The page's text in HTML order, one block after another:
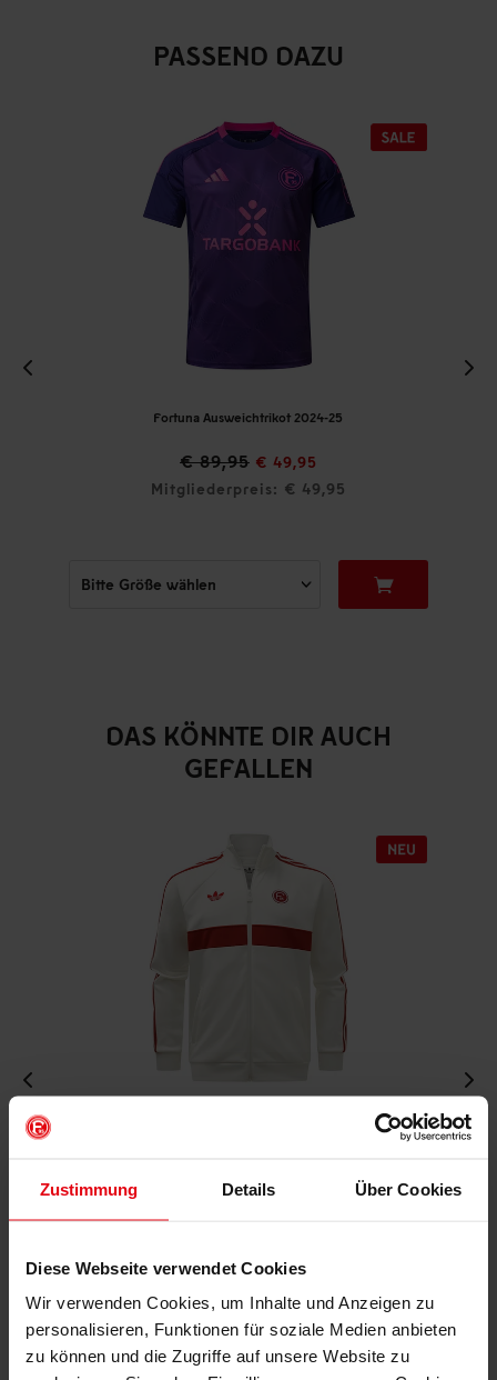
Zustimmung Details Über Cookies
Diese Webseite verwendet Cookies
Wir verwenden Cookies, um Inhalte und Anzeigen zu
personalisieren, Funktionen für soziale Medien anbieten
zu können und die Zugriffe auf unsere Website zu
PASSEND DAZU
Fortuna Ausweichtrikot 2024-25
€ 89,95 € 49,95
Mitgliederpreis: € 49,95
DAS KÖNNTE DIR AUCH
GEFALLEN
Fortuna x adidas Trackjacket "Originals" Off-White
Mitgliederpreis: € 89,96